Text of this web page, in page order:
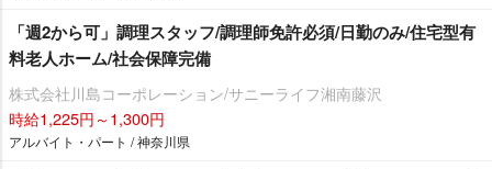
「週2から可」調理スタッフ/調理師免許必須/日勤のみ/住宅型有
料老人ホーム/社会保障完備
株式会社川島コーポレーション/サニーライフ湘南藤沢
時給1,225円～1,300円
アルバイト・パート / 神奈川県